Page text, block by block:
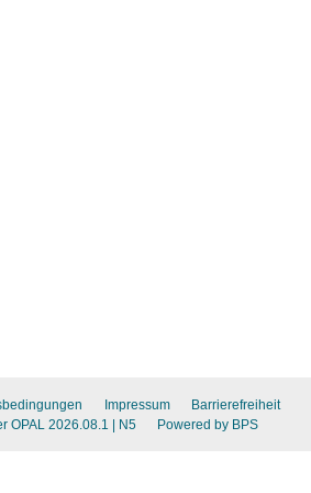
Impressum
Barrierefreiheit
OPAL 2026.08.1 | N5 Powered by BPS